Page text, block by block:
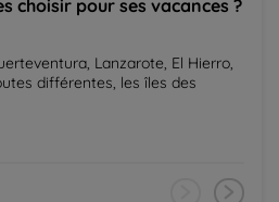
choisir pour ses vacances ?
Lanzarote, El Hierro,
différentes, les îles des